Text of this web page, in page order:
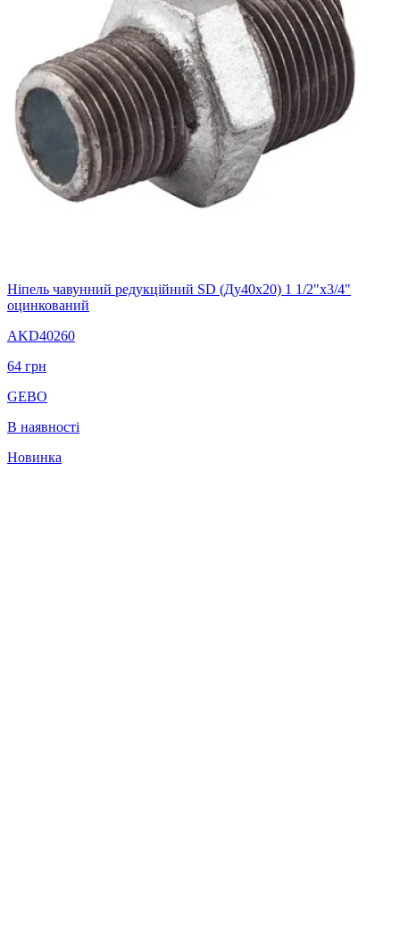
Ніпель чавунний редукційний SD (Ду40х20) 1 1/2"х3/4"
оцинкований
AKD40260
64 грн
GEBO
В наявності
Новинка